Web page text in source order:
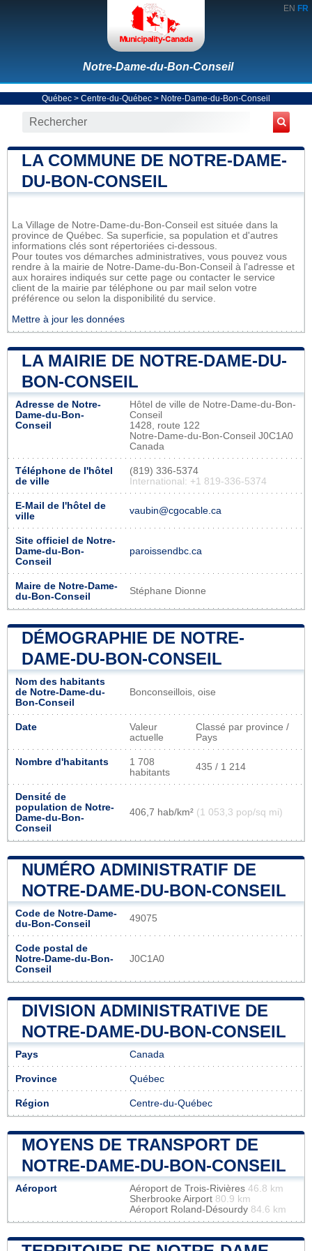
EN FR
Notre-Dame-du-Bon-Conseil
Québec > Centre-du-Québec > Notre-Dame-du-Bon-Conseil
LA COMMUNE DE NOTRE-DAME-
DU-BON-CONSEIL
La Village de Notre-Dame-du-Bon-Conseil est située dans la
province de Québec. Sa superficie, sa population et d'autres
informations clés sont répertoriées ci-dessous.
Pour toutes vos démarches administratives, vous pouvez vous
rendre à la mairie de Notre-Dame-du-Bon-Conseil à l'adresse et
aux horaires indiqués sur cette page ou contacter le service
client de la mairie par téléphone ou par mail selon votre
préférence ou selon la disponibilité du service.
Mettre à jour les données
LA MAIRIE DE NOTRE-DAME-DU-
BON-CONSEIL
Adresse de Notre-
Dame-du-Bon-
Conseil
Hôtel de ville de Notre-Dame-du-Bon-
Conseil
1428, route 122
Notre-Dame-du-Bon-Conseil J0C1A0
Canada
Téléphone de l'hôtel
de ville
(819) 336-5374
International: +1 819-336-5374
E-Mail de l'hôtel de
ville
vaubin@cgocable.ca
Site officiel de Notre-
Dame-du-Bon-
Conseil
paroissendbc.ca
Maire de Notre-Dame-
du-Bon-Conseil
Stéphane Dionne
DÉMOGRAPHIE DE NOTRE-
DAME-DU-BON-CONSEIL
Nom des habitants
de Notre-Dame-du-
Bon-Conseil
Bonconseillois, oise
Date
Valeur
actuelle
Classé par province /
Pays
Nombre d'habitants
1 708
habitants
435 / 1 214
Densité de
population de Notre-
Dame-du-Bon-
Conseil
406,7 hab/km² (1 053,3 pop/sq mi)
NUMÉRO ADMINISTRATIF DE
NOTRE-DAME-DU-BON-CONSEIL
Code de Notre-Dame-
du-Bon-Conseil
49075
Code postal de
Notre-Dame-du-Bon-
Conseil
J0C1A0
DIVISION ADMINISTRATIVE DE
NOTRE-DAME-DU-BON-CONSEIL
Pays Canada
Province Québec
Région Centre-du-Québec
MOYENS DE TRANSPORT DE
NOTRE-DAME-DU-BON-CONSEIL
Aéroport Aéroport de Trois-Rivières 46.8 km
Sherbrooke Airport 80.9 km
Aéroport Roland-Désourdy 84.6 km